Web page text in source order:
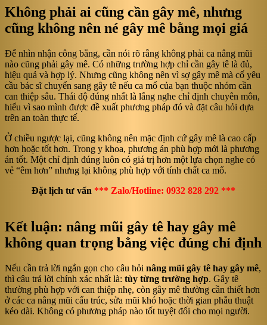
Không phải ai cũng cần gây mê, nhưng
cũng không nên né gây mê bằng mọi giá
Để nhìn nhận công bằng, cần nói rõ rằng không phải ca nâng mũi
nào cũng phải gây mê. Có những trường hợp chỉ cần gây tê là đủ,
hiệu quả và hợp lý. Nhưng cũng không nên vì sợ gây mê mà cố yêu
cầu bác sĩ chuyển sang gây tê nếu ca mổ của bạn thuộc nhóm cần
can thiệp sâu. Thái độ đúng nhất là lắng nghe chỉ định chuyên môn,
hiểu vì sao mình được đề xuất phương pháp đó và đặt câu hỏi dựa
trên an toàn thực tế.
Ở chiều ngược lại, cũng không nên mặc định cứ gây mê là cao cấp
hơn hoặc tốt hơn. Trong y khoa, phương án phù hợp mới là phương
án tốt. Một chỉ định đúng luôn có giá trị hơn một lựa chọn nghe có
vẻ “êm hơn” nhưng lại không phù hợp với tính chất ca mổ.
Đặt lịch tư vấn *** Zalo/Hotline: 0932 828 292 ***
Kết luận: nâng mũi gây tê hay gây mê
không quan trọng bằng việc đúng chỉ định
Nếu cần trả lời ngắn gọn cho câu hỏi nâng mũi gây tê hay gây mê,
thì câu trả lời chính xác nhất là: tùy từng trường hợp. Gây tê
thường phù hợp với can thiệp nhẹ, còn gây mê thường cần thiết hơn
ở các ca nâng mũi cấu trúc, sửa mũi khó hoặc thời gian phẫu thuật
kéo dài. Không có phương pháp nào tốt tuyệt đối cho mọi người.